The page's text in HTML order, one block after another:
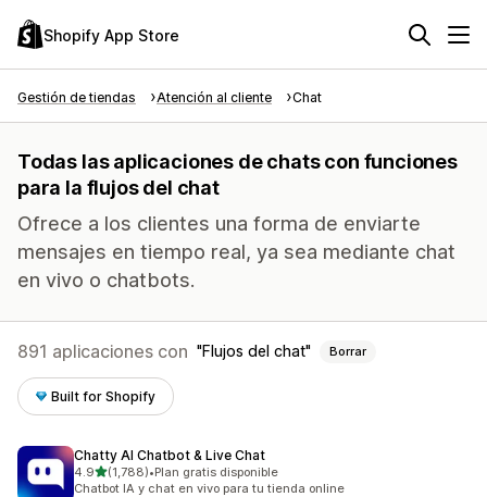
Shopify App Store
Gestión de tiendas Atención al cliente Chat
Todas las aplicaciones de chats con funciones
para la flujos del chat
Ofrece a los clientes una forma de enviarte
mensajes en tiempo real, ya sea mediante chat
en vivo o chatbots.
891 aplicaciones con Flujos del chat Borrar
Built for Shopify
Chatty AI Chatbot & Live Chat
4.9de 5 estrellas
(1,788)
1788 reseñas en total
•Plan gratis disponible
Chatbot IA y chat en vivo para tu tienda online